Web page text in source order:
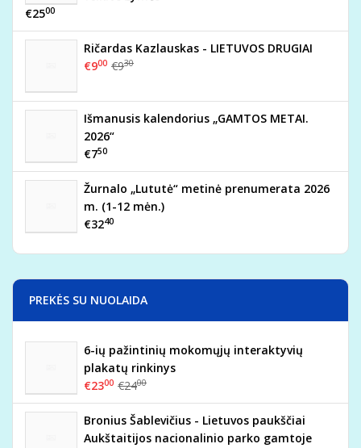
€2500
Ričardas Kazlauskas - LIETUVOS DRUGIAI
€900 €930
Išmanusis kalendorius „GAMTOS METAI.
2026“
€750
Žurnalo „Lututė“ metinė prenumerata 2026
m. (1-12 mėn.)
€3240
PREKĖS SU NUOLAIDA
6-ių pažintinių mokomųjų interaktyvių
plakatų rinkinys
€2300 €2400
Bronius Šablevičius - Lietuvos paukščiai
Aukštaitijos nacionalinio parko gamtoje